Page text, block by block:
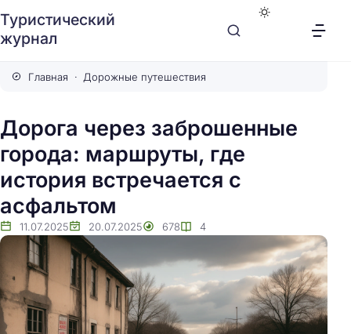
Туристический
журнал
Главная Дорожные путешествия
Дорога через заброшенные
города: маршруты, где
история встречается с
асфальтом
11.07.2025 20.07.2025 678 4